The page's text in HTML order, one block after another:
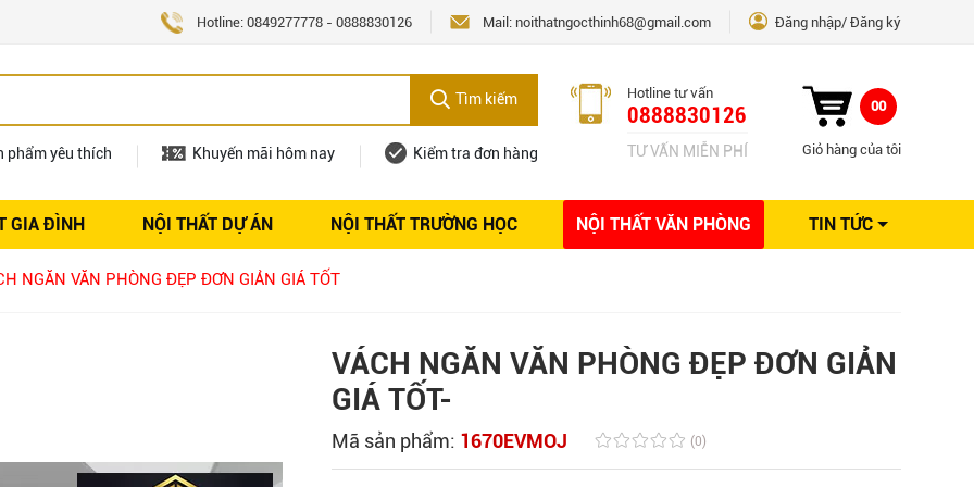
Hotline: 0849277778 - 0888830126 Mail: noithatngocthinh68@gmail.com Đăng nhập Đăng ký
Tìm kiếm
phẩm yêu thích Khuyến mãi hôm nay Kiểm tra đơn hàng
Hotline tư vấn
0888830126
TƯ VẤN MIỄN PHÍ
00
Giỏ hàng của tôi
GIA ĐÌNH NỘI THẤT DỰ ÁN NỘI THẤT TRƯỜNG HỌC NỘI THẤT VĂN PHÒNG TIN TỨC
thất Tuyển dụng
Giải pháp thiết kế
NGĂN VĂN PHÒNG ĐẸP ĐƠN GIẢN GIÁ TỐT
VÁCH NGĂN VĂN PHÒNG ĐẸP ĐƠN GIẢN
GIÁ TỐT-
Mã sản phẩm: 1670EVMOJ (0)